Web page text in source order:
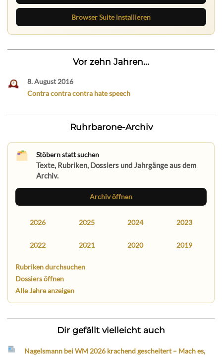
Browser Suite installieren
Vor zehn Jahren...
8. August 2016
Contra contra contra hate speech
Ruhrbarone-Archiv
Stöbern statt suchen
Texte, Rubriken, Dossiers und Jahrgänge aus dem
Archiv.
Archiv öffnen
2026 2025 2024 2023
2022 2021 2020 2019
Rubriken durchsuchen
Dossiers öffnen
Alle Jahre anzeigen
Dir gefällt vielleicht auch
Nagelsmann bei WM 2026 krachend gescheitert – Mach es,